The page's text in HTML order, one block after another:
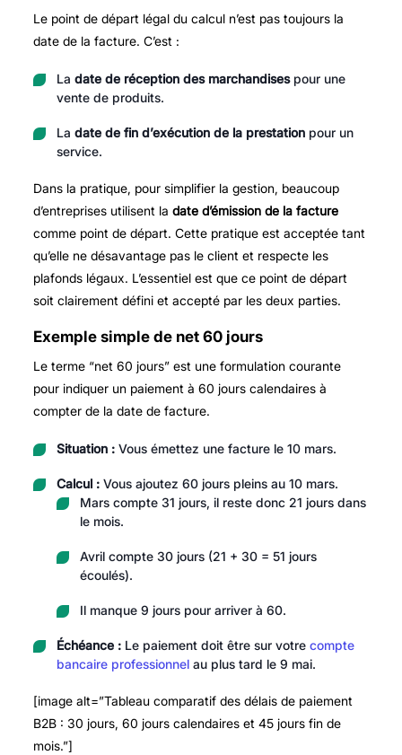
Le point de départ légal du calcul n’est pas toujours la
date de la facture. C’est :
La date de réception des marchandisespour une
vente de produits.
La date de fin d’exécution de la prestationpour un
service.
Dans la pratique, pour simplifier la gestion, beaucoup
d’entreprises utilisent la date d’émission de la facture
comme point de départ. Cette pratique est acceptée tant
qu’elle ne désavantage pas le client et respecte les
plafonds légaux. L’essentiel est que ce point de départ
soit clairement défini et accepté par les deux parties.
Exemple simple de net 60 jours
Le terme “net 60 jours” est une formulation courante
pour indiquer un paiement à 60 jours calendaires à
compter de la date de facture.
Situation :Vous émettez une facture le 10 mars.
Calcul :Vous ajoutez 60 jours pleins au 10 mars.
Mars compte 31 jours, il reste donc 21 jours dans
le mois.
Avril compte 30 jours (21 + 30 = 51 jours
écoulés).
Il manque 9 jours pour arriver à 60.
Échéance :Le paiement doit être sur votre compte
bancaire professionnelau plus tard le 9 mai.
[image alt=”Tableau comparatif des délais de paiement
B2B : 30 jours, 60 jours calendaires et 45 jours fin de
mois.”]